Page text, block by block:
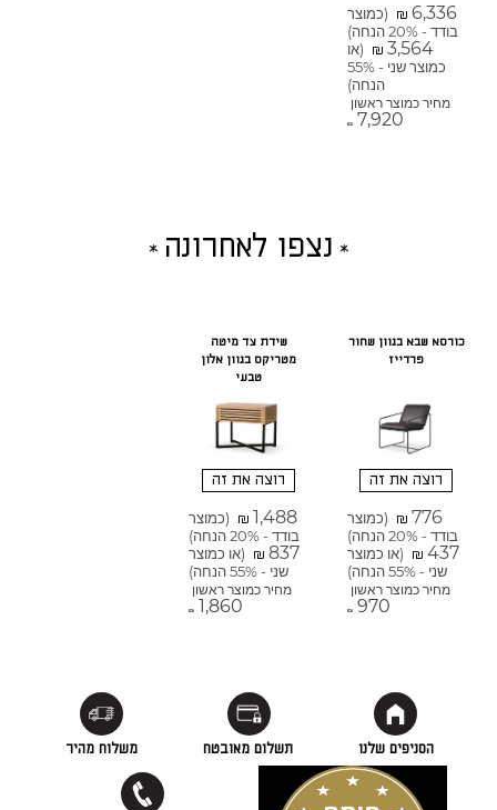
₪ 6,336
(כמוצר
בודד - 20% הנחה)
₪ 3,564
(או
כמוצר שני - 55%
הנחה)
מחיר כמוצר ראשון
₪ 7,920
נצפו לאחרונה
כורסא שבא בגוון שחור
פרדייז
רוצה את זה
₪ 776
(כמוצר
בודד - 20% הנחה)
₪ 437
(או כמוצר
שני - 55% הנחה)
מחיר כמוצר ראשון
₪ 970
שידת צד מיטה
מטריקס בגוון אלון
טבעי
רוצה את זה
₪ 1,488
(כמוצר
בודד - 20% הנחה)
₪ 837
(או כמוצר
שני - 55% הנחה)
מחיר כמוצר ראשון
₪ 1,860
הסניפים שלנו תשלום מאובטח משלוח מהיר